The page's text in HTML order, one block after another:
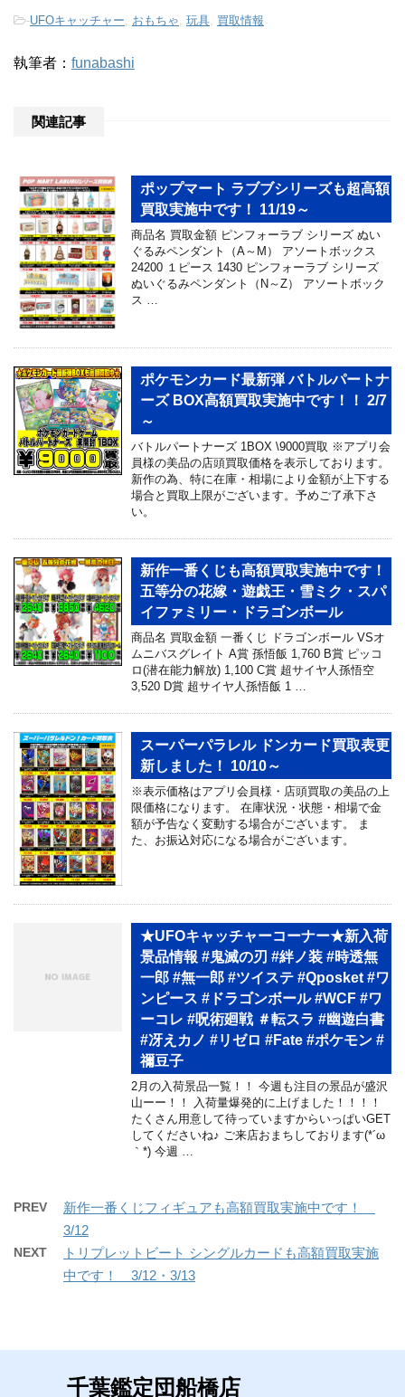
-UFOキャッチャー, おもちゃ, 玩具, 買取情報
執筆者： funabashi
関連記事
ポップマート ラブブシリーズも超高額
買取実施中です！ 11/19～
商品名 買取金額 ピンフォーラブ シリーズ ぬい
ぐるみペンダント（A～M） アソートボックス
24200 １ピース 1430 ピンフォーラブ シリーズ
ぬいぐるみペンダント（N～Z） アソートボック
ス …
ポケモンカード最新弾 バトルパートナ
ーズ BOX高額買取実施中です！！ 2/7
～
バトルパートナーズ 1BOX \9000買取 ※アプリ会
員様の美品の店頭買取価格を表示しております。
新作の為、特に在庫・相場により金額が上下する
場合と買取上限がございます。予めご了承下さ
い。
新作一番くじも高額買取実施中です！
五等分の花嫁・遊戯王・雪ミク・スパ
イファミリー・ドラゴンボール
商品名 買取金額 一番くじ ドラゴンボール VSオ
ムニバスグレイト A賞 孫悟飯 1,760 B賞 ピッコ
ロ(潜在能力解放) 1,100 C賞 超サイヤ人孫悟空
3,520 D賞 超サイヤ人孫悟飯 1 …
スーパーパラレル ドンカード買取表更
新しました！ 10/10～
※表示価格はアプリ会員様・店頭買取の美品の上
限価格になります。 在庫状況・状態・相場で金
額が予告なく変動する場合がございます。 ま
た、お振込対応になる場合がございます。
★UFOキャッチャーコーナー★新入荷
景品情報 #鬼滅の刃 #絆ノ装 #時透無
一郎 #無一郎 #ツイステ #Qposket #ワ
ンピース #ドラゴンボール #WCF #ワ
ーコレ #呪術廻戦 ＃転スラ #幽遊白書
#冴えカノ #リゼロ #Fate #ポケモン #
禰豆子
2月の入荷景品一覧！！ 今週も注目の景品が盛沢
山ーー！！ 入荷量爆発的に上げました！！！！
たくさん用意して待っていますからいっぱいGET
してくださいね♪ ご来店おまちしております(*´ω
｀*) 今週 …
PREV
新作一番くじフィギュアも高額買取実施中です！
3/12
NEXT
トリプレットビート シングルカードも高額買取実施
中です！ 3/12・3/13
千葉鑑定団船橋店